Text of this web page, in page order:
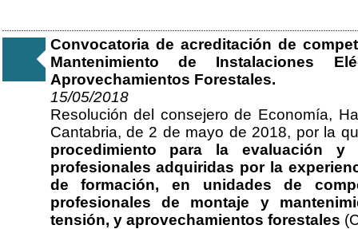
Convocatoria de acreditación de
Mantenimiento de Instalaciones
Aprovechamientos Forestales.
15/05/2018
Resolución del consejero de Economía,
Cantabria, de 2 de mayo de 2018, por la
procedimiento para la evaluación y
profesionales adquiridas por la
de formación, en unidades de
profesionales de montaje y
tensión, y aprovechamientos forestales